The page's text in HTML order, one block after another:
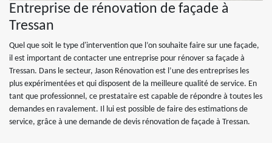
Entreprise de rénovation de façade à
Tressan
Quel que soit le type d'intervention que l’on souhaite faire sur une façade,
il est important de contacter une entreprise pour rénover sa façade à
Tressan. Dans le secteur, Jason Rénovation est l’une des entreprises les
plus expérimentées et qui disposent de la meilleure qualité de service. En
tant que professionnel, ce prestataire est capable de répondre à toutes les
demandes en ravalement. Il lui est possible de faire des estimations de
service, grâce à une demande de devis rénovation de façade à Tressan.